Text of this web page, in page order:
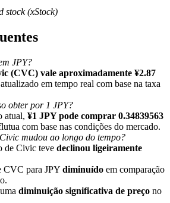
receber recompensas em dinheiro
stock (xStock)
JPY?
(CVC) vale aproximadamente ¥2.87
em tempo real com base na taxa
obter por 1 JPY?
atual, ¥1 JPY pode comprar 0.34839563
com base nas condições do mercado.
mudou ao longo do tempo?
de Civic teve declinou ligeiramente
CVC para JPY diminuído em comparação
diminuição significativa de preço no